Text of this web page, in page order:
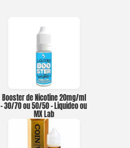
Booster de Nicotine 20mg/ml
– 30/70 ou 50/50 – Liquideo ou
MX Lab